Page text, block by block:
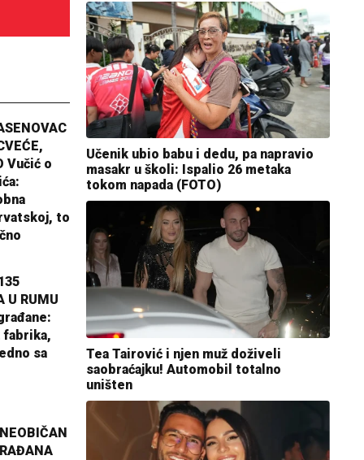
Vučić o
to
U RUMU
fabrika,
sa
Učenik ubio babu i dedu, pa napravio
masakr u školi: Ispalio 26 metaka
tokom napada (FOTO)
Tea Tairović i njen muž doživeli
saobraćajku! Automobil totalno
uništen